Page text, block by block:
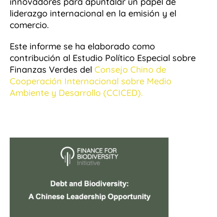
liderazgo internacional en la emisión y el
comercio.
Este informe se ha elaborado como
contribución al Estudio Político Especial sobre
Finanzas Verdes del Consejo Chino de
Cooperación Internacional sobre Medio
Ambiente y Desarrollo (CCICED).